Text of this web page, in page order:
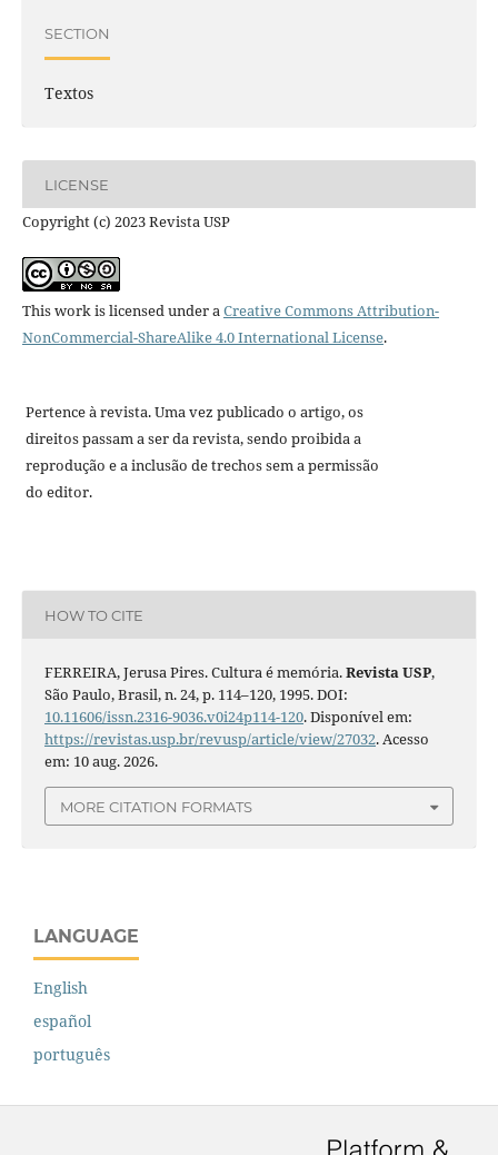
SECTION
Textos
LICENSE
Copyright (c) 2023 Revista USP
This work is licensed under aCreative Commons Attribution-
NonCommercial-ShareAlike 4.0 International License.
Pertence à revista. Uma vez publicado o artigo, os
direitos passam a ser da revista, sendo proibida a
reprodução e a inclusão de trechos sem a permissão
do editor.
HOW TO CITE
FERREIRA, Jerusa Pires. Cultura é memória.Revista USP,
São Paulo, Brasil, n. 24, p. 114–120, 1995. DOI:
10.11606/issn.2316-9036.v0i24p114-120. Disponível em:
https://revistas.usp.br/revusp/article/view/27032. Acesso
em: 10 aug. 2026.
MORE CITATION FORMATS
LANGUAGE
English
español
português